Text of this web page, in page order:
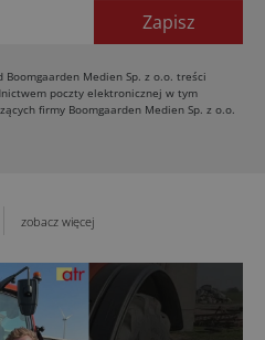
na wyższą rentowność
rolniczych w recesji
3 kluczowe trendy
zobacz więcej
Medien Sp. z o.o. treści
poczty elektronicznej w tym
firmy Boomgaarden Medien Sp. z o.o.